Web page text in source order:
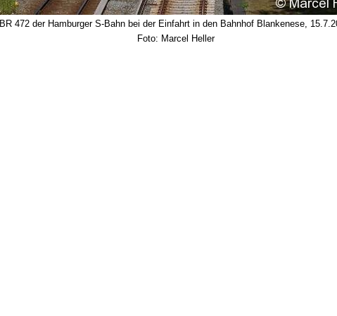
BR 472 der Hamburger S-Bahn bei der Einfahrt in den Bahnhof Blankenese,
Foto: Marcel Heller